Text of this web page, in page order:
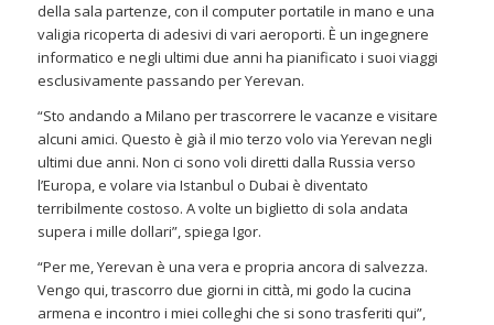
della sala partenze, con il computer portatile in mano e una
valigia ricoperta di adesivi di vari aeroporti. È un ingegnere
informatico e negli ultimi due anni ha pianificato i suoi viaggi
esclusivamente passando per Yerevan.
“Sto andando a Milano per trascorrere le vacanze e visitare
alcuni amici. Questo è già il mio terzo volo via Yerevan negli
ultimi due anni. Non ci sono voli diretti dalla Russia verso
l’Europa, e volare via Istanbul o Dubai è diventato
terribilmente costoso. A volte un biglietto di sola andata
supera i mille dollari”, spiega Igor.
“Per me, Yerevan è una vera e propria ancora di salvezza.
Vengo qui, trascorro due giorni in città, mi godo la cucina
armena e incontro i miei colleghi che si sono trasferiti qui”,